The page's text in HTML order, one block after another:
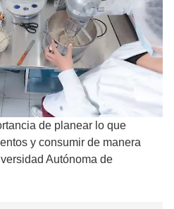
de planear lo que
y consumir de manera
Autónoma de